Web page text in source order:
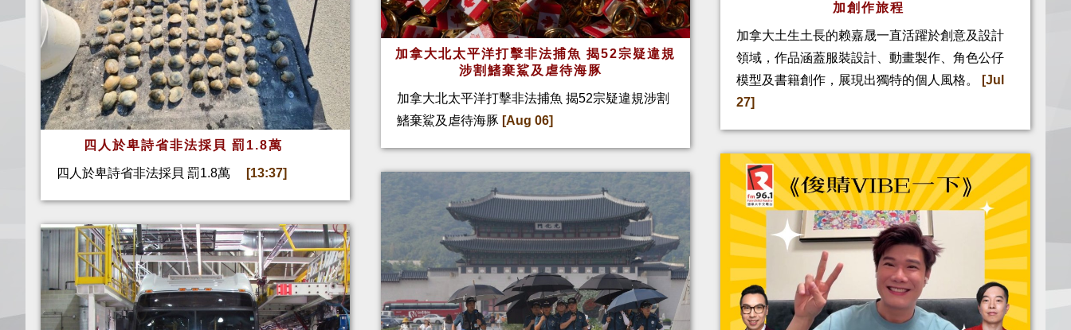
四人於卑詩省非法採貝 罰1.8萬
四人於卑詩省非法採貝 罰1.8萬 [13:37]
加拿大北太平洋打擊非法捕魚 揭52宗疑違規
涉割鰭棄鯊及虐待海豚
加拿大北太平洋打擊非法捕魚 揭52宗疑違規涉割
鰭棄鯊及虐待海豚 [Aug 06]
加創作旅程
加拿大土生土長的赖嘉晟一直活躍於創意及設計
領域，作品涵蓋服裝設計、動畫製作、角色公仔
模型及書籍創作，展現出獨特的個人風格。
[Jul
27]